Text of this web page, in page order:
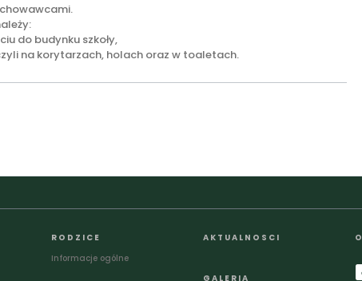
do budynku szkoły,
na korytarzach, holach oraz w toaletach.
RODZICE
Informacje ogólne
AKTUALNOSCI
GALERIA